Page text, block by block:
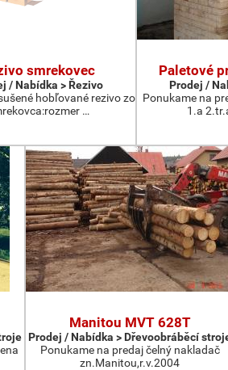
smrekovec
/ Nabídka > Řezivo
hobľované rezivo zo
…
Paletové
Prodej /
Ponukame na
1.a
Manitou MVT 628T
Prodej / Nabídka > Dřevoobráběcí
Ponukame na predaj čelný nakladač
zn.Manitou,r.v.2004